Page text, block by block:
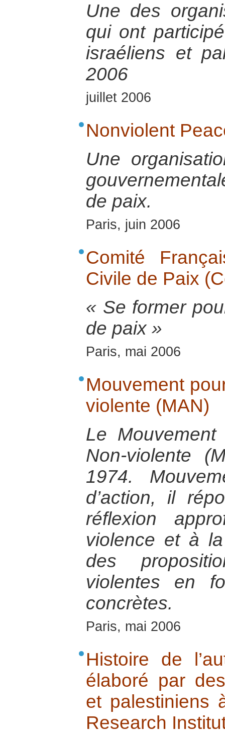
Une des
qui ont
israéliens et
2006
juillet 2006
Nonviolent
Une
de paix.
Paris, juin 2006
Comité
Civile de Paix
« Se former
de paix »
Paris, mai 2006
Mouvement
violente (MAN)
Le
Non-violente
1974.
d’action, il
réflexion
violence et à la
des
violentes en
concrètes.
Paris, mai 2006
Histoire de
élaboré par
et palestiniens
Research